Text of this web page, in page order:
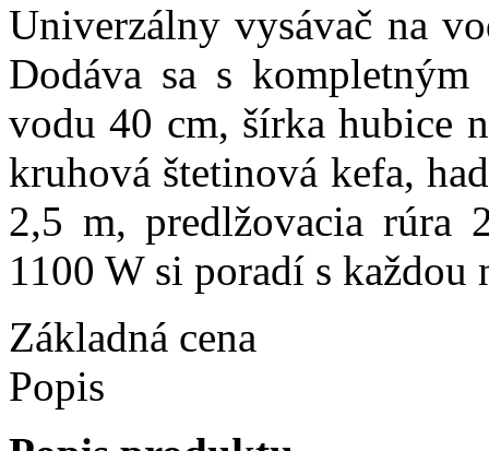
Univerzálny vysávač na
Dodáva sa s
vodu 40 cm, šírka hubice
kruhová štetinová kefa,
2,5 m, predlžovacia rúra
1100 W si poradí s každou
Základná cena
Popis